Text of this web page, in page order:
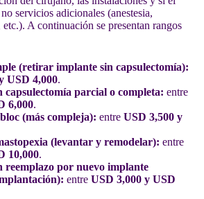
servicios adicionales (anestesia,
A continuación se presentan rangos
(retirar implante sin capsulectomía):
USD 4,000.
capsulectomía parcial o completa: entre
6,000.
(más compleja): entre USD 3,500 y
(levantar y remodelar): entre
10,000.
reemplazo por nuevo implante
entre USD 3,000 y USD